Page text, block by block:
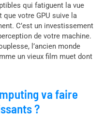
qui fatiguent la vue
votre GPU suive la
C’est un investissement
de votre machine.
l’ancien monde
un vieux film muet dont
va faire
?